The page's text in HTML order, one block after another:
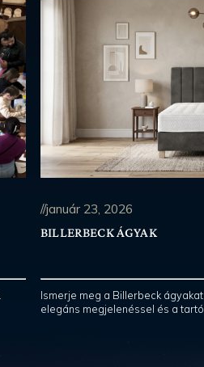
//január 23, 2026
BILLERBECK ÁGYAK
Ismerje meg a Billerbeck
elegáns megjelenéssel és a